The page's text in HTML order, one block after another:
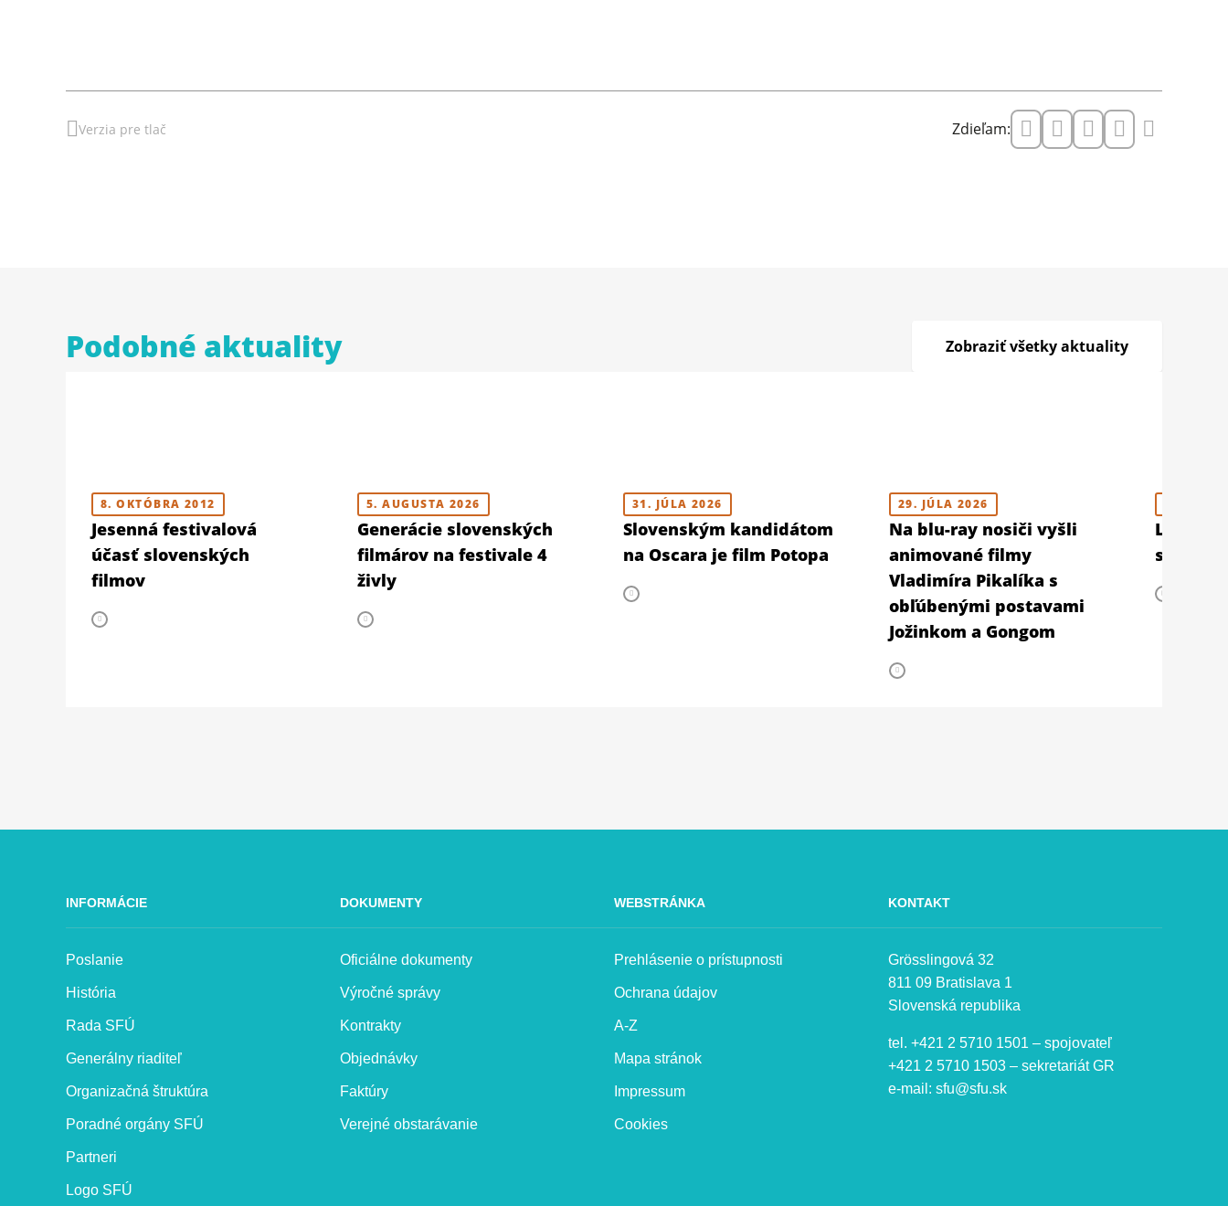
Verzia pre tlač Zdieľam:
Podobné aktuality
8. OKTÓBRA 2012
Jesenná festivalová
účasť slovenských
filmov
5. AUGUSTA 2026
Generácie slovenských
filmárov na festivale 4
živly
31. JÚLA 2026
Slovenským kandidátom
na Oscara je film Potopa
29. JÚLA 2026
Na blu-ray nosiči vyšli
animované filmy
Vladimíra Pikalíka s
obľúbenými postavami
Jožinkom a Gongom
LFŠ
Zobraziť všetky aktuality
INFORMÁCIE
Poslanie
História
Rada SFÚ
Generálny riaditeľ
Organizačná štruktúra
Poradné orgány SFÚ
Partneri
Logo SFÚ
DOKUMENTY
Oficiálne dokumenty
Výročné správy
Kontrakty
Objednávky
Faktúry
Verejné obstarávanie
WEBSTRÁNKA
Prehlásenie o prístupnosti
Ochrana údajov
A-Z
Mapa stránok
Impressum
Cookies
KONTAKT
Grösslingová 32
811 09 Bratislava 1
Slovenská republika
tel. +421 2 5710 1501 – spojovateľ
+421 2 5710 1503 – sekretariát GR
e-mail: sfu@sfu.sk